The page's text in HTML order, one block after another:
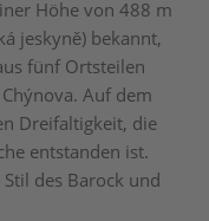
Höhe von 488 m
jeskyně) bekannt,
fünf Ortsteilen
Auf dem
Dreifaltigkeit, die
entstanden ist.
des Barock und